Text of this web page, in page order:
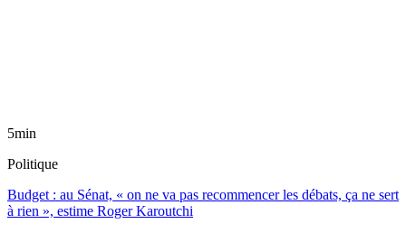
5min
Politique
Budget : au Sénat, « on ne va pas recommencer les débats, ça ne sert
à rien », estime Roger Karoutchi